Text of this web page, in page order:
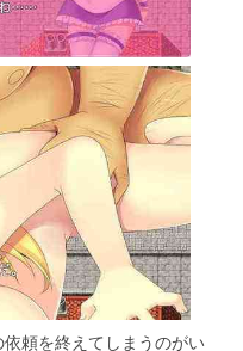
頼を終えてしまうのがい